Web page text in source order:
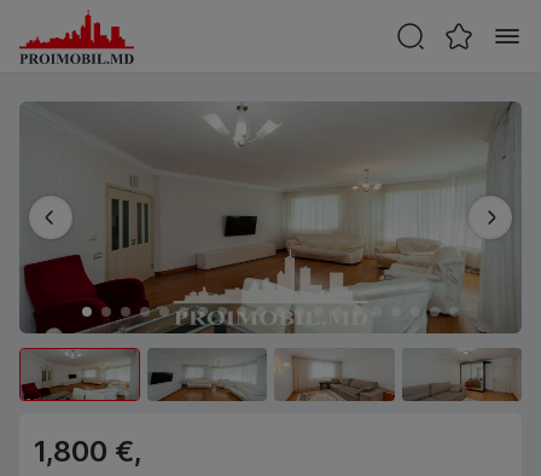
1,800 €,